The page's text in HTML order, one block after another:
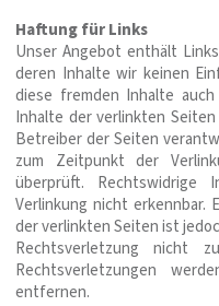
Haftung für Links
Unser Angebot enthält
deren Inhalte wir keinen
diese fremden Inhalte
Inhalte der verlinkten
Betreiber der Seiten
zum Zeitpunkt der
überprüft.
Verlinkung nicht erkennbar.
der verlinkten Seiten ist
Rechtsverletzung nicht
Rechtsverletzungen
entfernen.